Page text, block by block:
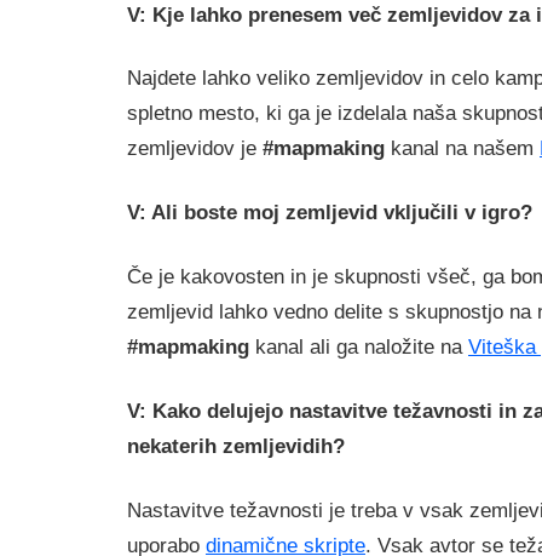
V: Kje lahko prenesem več zemljevidov za
Najdete lahko veliko zemljevidov in celo
spletno mesto, ki ga je izdelala naša
zemljevidov je #mapmaking kanal na našem
V: Ali boste moj zemljevid vključili v igro?
Če je kakovosten in je skupnosti všeč, ga
zemljevid lahko vedno delite s skupnostjo na
#mapmaking kanal ali ga naložite na Viteška
V: Kako delujejo nastavitve težavnosti in
nekaterih zemljevidih?
Nastavitve težavnosti je treba v vsak
uporabo dinamične skripte. Vsak avtor se